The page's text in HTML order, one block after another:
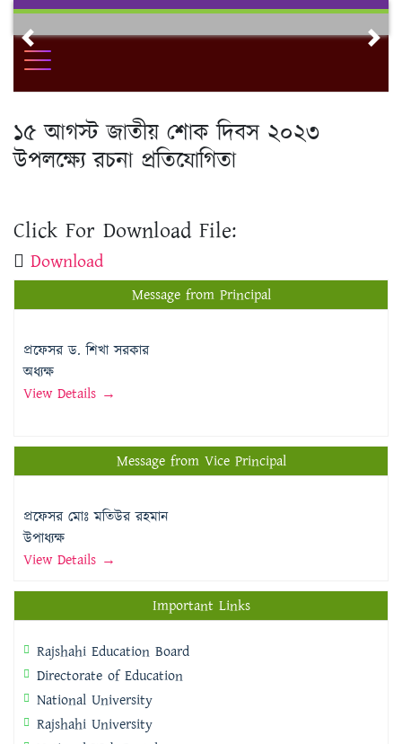
Skip
contentPrevious
১৫ আগস্ট জাতীয় শোক দিবস ২০২৩
উপলক্ষ্যে রচনা প্রতিযোগিতা
Click For Download File:
Download
Message from Principal
প্রফেসর ড. শিখা সরকার
অধ্যক্ষ
View Details →
Message from Vice Principal
প্রফেসর মোঃ মতিউর রহমান
উপাধ্যক্ষ
View Details →
Important Links
Rajshahi Education Board
Directorate of Education
National University
Rajshahi University